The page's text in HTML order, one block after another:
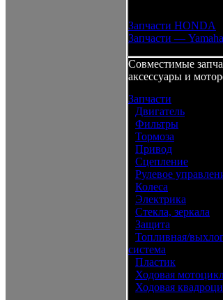
Запчасти HONDA
Запчасти — Yamaha
Совместимые
аксессуары и
Запчасти
Двигатель
Фильтры
Тормоза
Привод
Сцепление
Рулевое
Колеса
Электрика
Стекла, зеркала
Защита
Топливная/
система
Пластик
Ходовая
Ходовая